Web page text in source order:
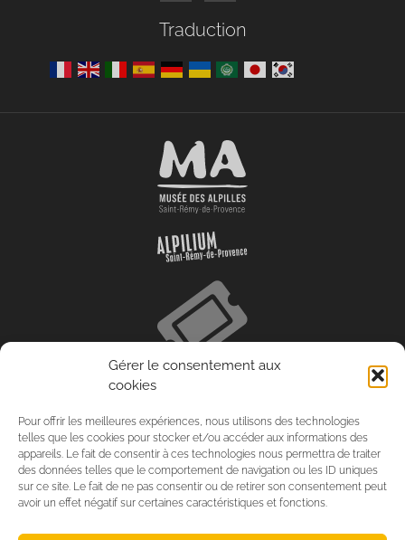
Gérer le consentement aux
cookies
Pour offrir les meilleures expériences, nous utilisons des technologies
telles que les cookies pour stocker et/ou accéder aux informations des
appareils. Le fait de consentir à ces technologies nous permettra de traiter
des données telles que le comportement de navigation ou les ID uniques
sur ce site. Le fait de ne pas consentir ou de retirer son consentement peut
avoir un effet négatif sur certaines caractéristiques et fonctions.
Traduction